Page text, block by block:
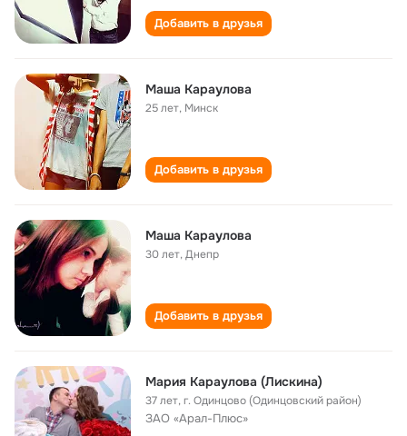
Добавить в друзья
Маша Караулова
25 лет, Минск
Добавить в друзья
Маша Караулова
30 лет,Днепр
Добавить в друзья
Мария Караулова (Лискина)
37 лет,г. Одинцово (Одинцовский район)
ЗАО «Арал-Плюс»